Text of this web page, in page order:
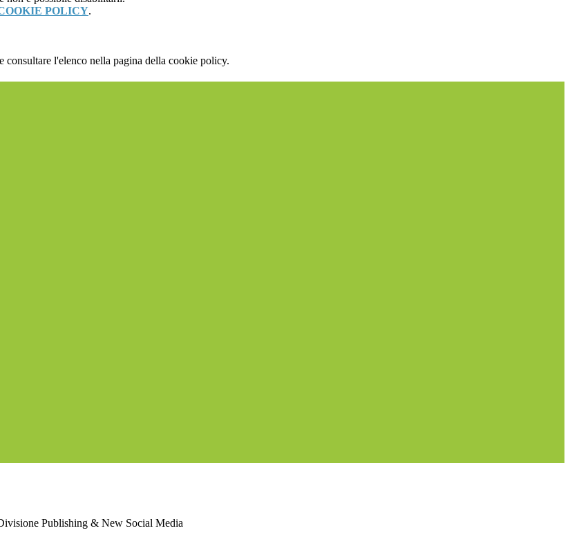
POLICY.
consultare l'elenco nella pagina della cookie policy.
Publishing & New Social Media